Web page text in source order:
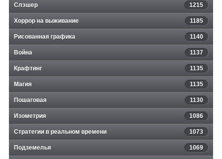
Слэшер 1215
Хоррор на выживание 1185
Рисованная графика 1140
Война 1137
Крафтинг 1135
Магия 1135
Пошаговая 1130
Изометрия 1086
Стратегии в реальном времени 1073
Подземелья 1069